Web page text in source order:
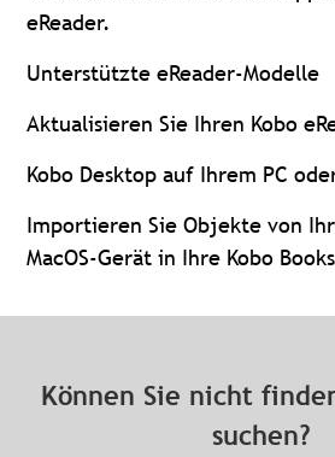
eReader.
Unterstützte eReader-Modelle
Aktualisieren Sie Ihren Kobo
Kobo Desktop auf Ihrem PC
Importieren Sie Objekte von
MacOS-Gerät in Ihre Kobo
Können Sie nicht
suchen?